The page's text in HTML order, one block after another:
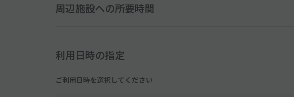
周辺施設への所要時間
利用日時の指定
ご利用日時を選択してください